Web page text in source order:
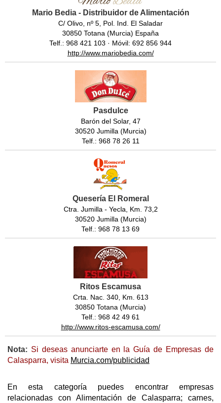
Mario Bedia - Distribuidor de Alimentación
C/ Olivo, nº 5, Pol. Ind. El Saladar
30850 Totana (Murcia) España
Telf.: 968 421 103 · Móvil: 692 856 944
http://www.mariobedia.com/
Pasdulce
Barón del Solar, 47
30520 Jumilla (Murcia)
Telf.: 968 78 26 11
Quesería El Romeral
Ctra. Jumilla - Yecla, Km. 73,2
30520 Jumilla (Murcia)
Telf.: 968 78 13 69
Ritos Escamusa
Crta. Nac. 340, Km. 613
30850 Totana (Murcia)
Telf.: 968 42 49 61
http://www.ritos-escamusa.com/
Nota: Si deseas anunciarte en la Guía de Empresas de
Calasparra, visita Murcia.com/publicidad
En esta categoría puedes encontrar empresas
relacionadas con Alimentación de Calasparra; carnes,